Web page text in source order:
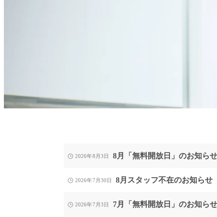
2026年8月3日 8月「無料開放日」のお知らせ
2026年7月30日 8月スタッフ不在のお知らせ
2026年7月3日 7月「無料開放日」のお知らせ